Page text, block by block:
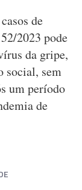
de
2023 pode
da gripe,
social, sem
um período
de